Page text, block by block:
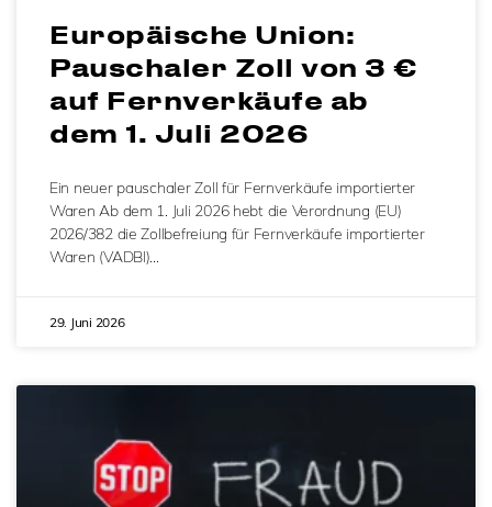
Europäische Union:
Pauschaler Zoll von 3 €
auf Fernverkäufe ab
dem 1. Juli 2026
Ein neuer pauschaler Zoll für Fernverkäufe importierter
Waren Ab dem 1. Juli 2026 hebt die Verordnung (EU)
2026/382 die Zollbefreiung für Fernverkäufe importierter
Waren (VADBI)…
29. Juni 2026